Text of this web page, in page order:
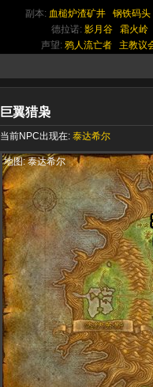
副本: 血槌炉渣矿井
钢铁码头
德拉诺: 影月谷
霜火岭
声望: 鸦人流亡者 主教议
巨翼猎枭
当前NPC出现在: 泰达希尔
地图: 泰达希尔